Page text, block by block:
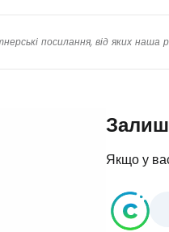
посилання, від яких наша
Якщо у